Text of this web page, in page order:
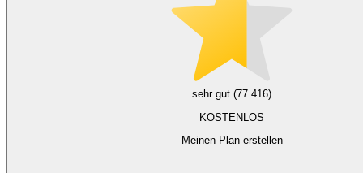
sehr gut (77.416)
KOSTENLOS
Meinen Plan erstellen